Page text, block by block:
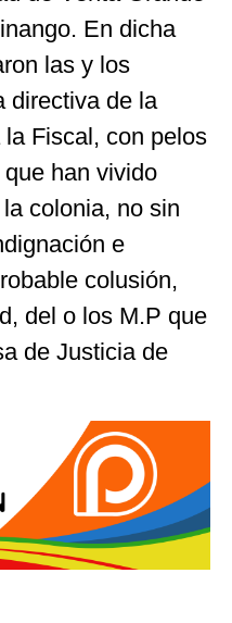
En dicha
las y los
directiva de la
Fiscal, con pelos
han vivido
colonia, no sin
e
colusión,
del o los M.P que
de Justicia de